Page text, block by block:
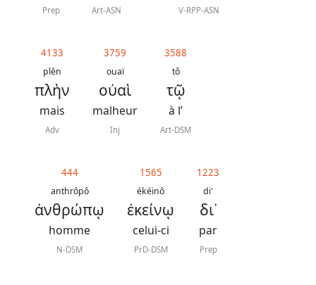
Prep Art-ASN V-RPP-ASN
4133
plên
πλὴν
mais
Adv
3759
ouaï
οὐαὶ
malheur
Inj
3588
tô
τῷ
à l’
Art-DSM
444
anthrôpô
ἀνθρώπῳ
homme
N-DSM
1565
ékéinô
ἐκείνῳ
celui-ci
PrD-DSM
1223
di'
δι᾿
par
Prep
Bible
Traduction
Darby
révisée